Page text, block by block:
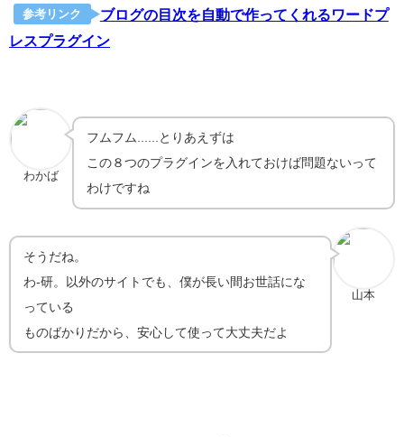
参考リンク
ブログの目次を自動で作ってくれるワードプ
レスプラグイン
わかば
フムフム......とりあえずは
この８つのプラグインを入れておけば問題ないって
わけですね
山本
そうだね。
わ-研。以外のサイトでも、僕が長い間お世話にな
っている
ものばかりだから、安心して使って大丈夫だよ